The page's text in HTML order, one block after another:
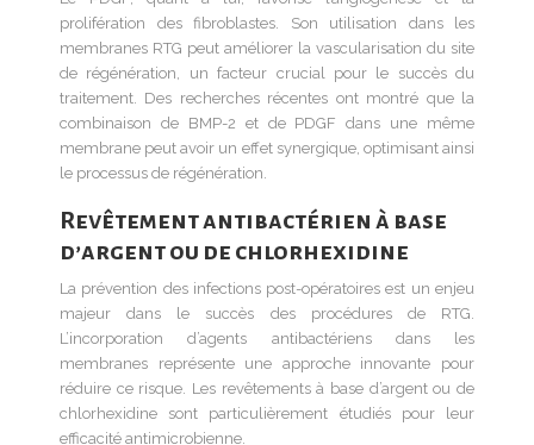
prolifération des fibroblastes. Son utilisation dans les
membranes RTG peut améliorer la vascularisation du site
de régénération, un facteur crucial pour le succès du
traitement. Des recherches récentes ont montré que la
combinaison de BMP-2 et de PDGF dans une même
membrane peut avoir un effet synergique, optimisant ainsi
le processus de régénération.
Revêtement antibactérien à base
d’argent ou de chlorhexidine
La prévention des infections post-opératoires est un enjeu
majeur dans le succès des procédures de RTG.
L’incorporation d’agents antibactériens dans les
membranes représente une approche innovante pour
réduire ce risque. Les revêtements à base d’argent ou de
chlorhexidine sont particulièrement étudiés pour leur
efficacité antimicrobienne.